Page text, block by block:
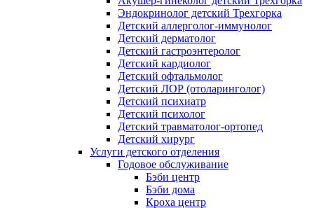
Эндокринолог детский Трехгорка
Детский аллерголог-иммунолог
Детский дерматолог
Детский гастроэнтеролог
Детский кардиолог
Детский офтальмолог
Детский ЛОР (отоларинголог)
Детский психиатр
Детский психолог
Детский травматолог-ортопед
Детский хирург
Услуги детского отделения
Годовое обслуживание
Бэби центр
Бэби дома
Кроха центр